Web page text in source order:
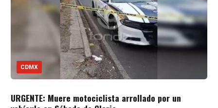
CDMX
URGENTE: Muere motociclista arrollado por un